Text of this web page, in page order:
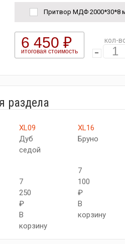
Притвор МДФ 2000*30*8
6 450 ₽
итоговая стоимость
кол-
раздела
XL09
Дуб
седой
7
250
₽
В
корзину
XL16
Бруно
7
100
₽
В
корзину